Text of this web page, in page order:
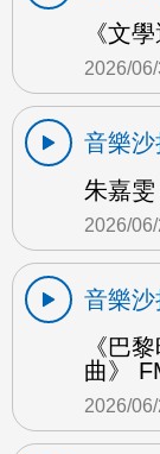
《文
2026/
音樂
朱嘉
2026/
音樂
《巴
曲》
2026/